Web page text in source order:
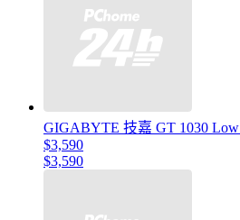
GIGABYTE 技嘉 GT 1030
$3,590
$3,590